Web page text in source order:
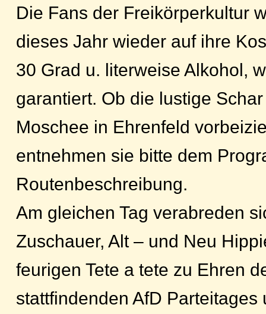
Die Fans der Freikörperkultur
dieses Jahr wieder auf ihre
30 Grad u. literweise Alkohol,
garantiert. Ob die lustige
Moschee in Ehrenfeld
entnehmen sie bitte dem
Routenbeschreibung.
Am gleichen Tag verabreden
Zuschauer, Alt – und Neu
feurigen Tete a tete zu Ehren
stattfindenden AfD Parteitages